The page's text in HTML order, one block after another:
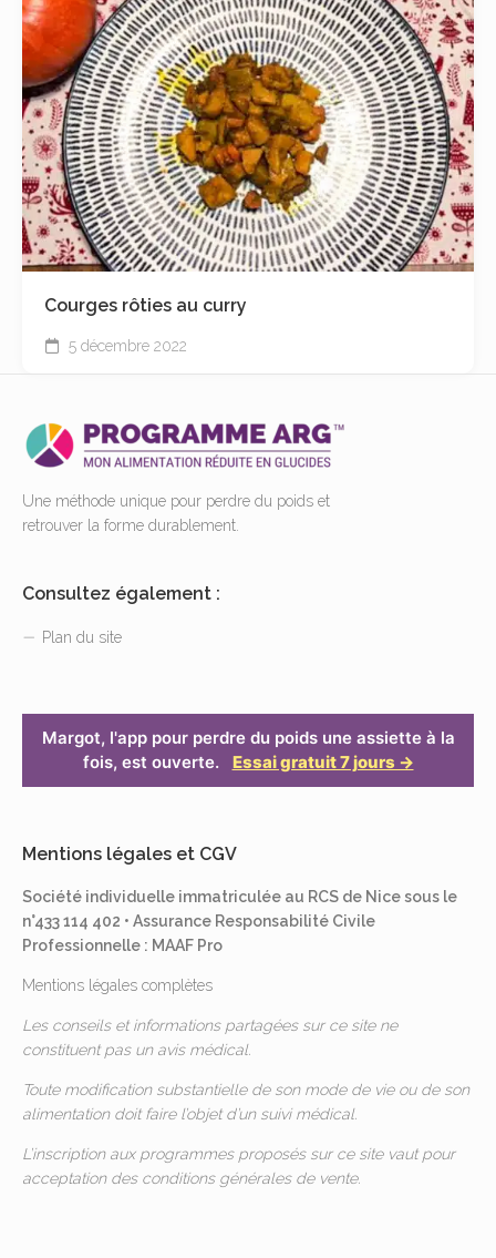
Courges rôties au curry
5 décembre 2022
Une méthode unique pour perdre du poids et
retrouver la forme durablement.
Consultez également :
Plan du site
Margot, l'app pour perdre du poids une assiette à la
fois, est ouverte.
Essai gratuit 7 jours →
Mentions légales et CGV
Société individuelle immatriculée au RCS de Nice sous le
n°433 114 402 • Assurance Responsabilité Civile
Professionnelle : MAAF Pro
Mentions légales complètes
Les conseils et informations partagées sur ce site ne
constituent pas un avis médical.
Toute modification substantielle de son mode de vie ou de son
alimentation doit faire l’objet d’un suivi médical.
L’inscription aux programmes proposés sur ce site vaut pour
acceptation des conditions générales de vente.